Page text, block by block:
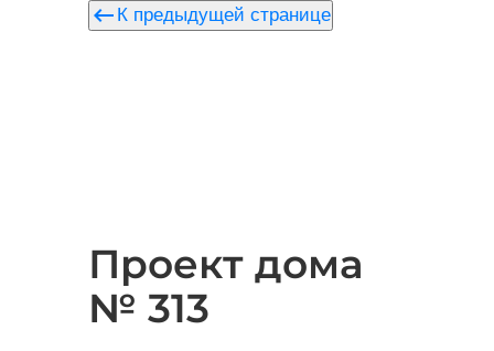
keyboard_backspace К предыдущей странице
Проект дома
№ 313